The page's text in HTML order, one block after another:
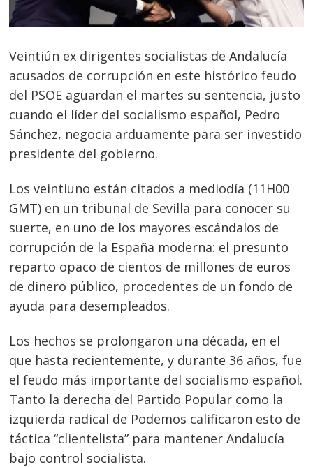
Veintiún ex dirigentes socialistas de Andalucía
acusados de corrupción en este histórico feudo
del PSOE aguardan el martes su sentencia, justo
cuando el líder del socialismo español, Pedro
Sánchez, negocia arduamente para ser investido
presidente del gobierno.
Los veintiuno están citados a mediodía (11H00
GMT) en un tribunal de Sevilla para conocer su
suerte, en uno de los mayores escándalos de
corrupción de la España moderna: el presunto
reparto opaco de cientos de millones de euros
de dinero público, procedentes de un fondo de
ayuda para desempleados.
Los hechos se prolongaron una década, en el
que hasta recientemente, y durante 36 años, fue
el feudo más importante del socialismo español.
Tanto la derecha del Partido Popular como la
izquierda radical de Podemos calificaron esto de
táctica “clientelista” para mantener Andalucía
bajo control socialista.